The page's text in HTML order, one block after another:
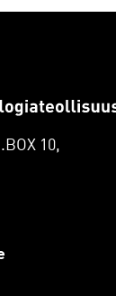
10,